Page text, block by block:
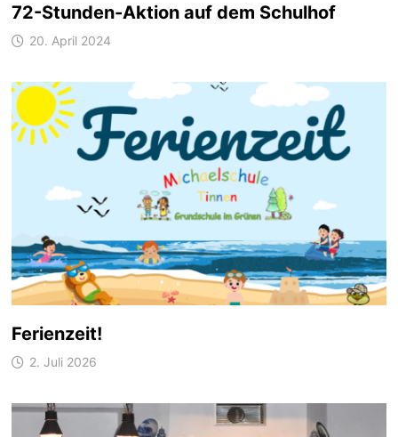
72-Stunden-Aktion auf dem Schulhof
20. April 2024
Ferienzeit!
2. Juli 2026